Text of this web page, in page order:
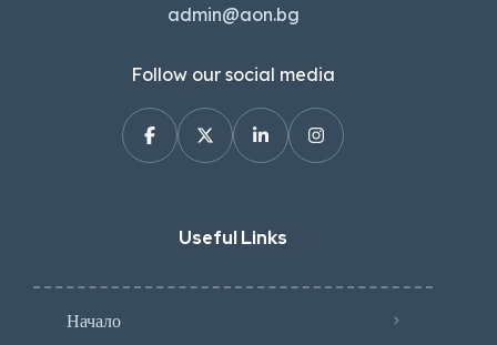
admin@aon.bg
Follow our social media
Useful Links
Начало